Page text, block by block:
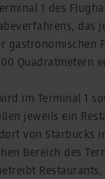
1 des
das
gastronomischen
Quadratmetern
im Terminal 1
jeweils ein
von Starbucks
Bereich des